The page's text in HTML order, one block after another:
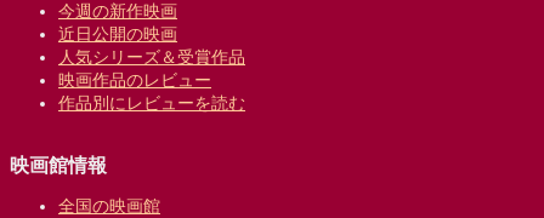
今週の新作映画
近日公開の映画
人気シリーズ＆受賞作品
映画作品のレビュー
作品別にレビューを読む
映画館情報
全国の映画館